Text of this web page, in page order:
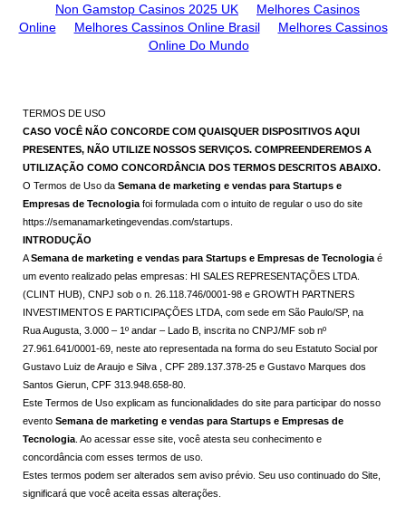
Non Gamstop Casinos 2025 UK
Melhores Casinos
Online
Melhores Cassinos Online Brasil
Melhores Cassinos
Online Do Mundo
TERMOS DE USO
CASO VOCÊ NÃO CONCORDE COM QUAISQUER DISPOSITIVOS AQUI
PRESENTES, NÃO UTILIZE NOSSOS SERVIÇOS. COMPREENDEREMOS A
UTILIZAÇÃO COMO CONCORDÂNCIA DOS TERMOS DESCRITOS ABAIXO.
O Termos de Uso da Semana de marketing e vendas para Startups e
Empresas de Tecnologia foi formulada com o intuito de regular o uso do site
https://semanamarketingevendas.com/startups.
INTRODUÇÃO
ASemana de marketing e vendas para Startups e Empresas de Tecnologia é
um evento realizado pelas empresas: HI SALES REPRESENTAÇÕES LTDA.
(CLINT HUB), CNPJ sob o n. 26.118.746/0001-98 e GROWTH PARTNERS
INVESTIMENTOS E PARTICIPAÇÕES LTDA, com sede em São Paulo/SP, na
Rua Augusta, 3.000 – 1º andar – Lado B, inscrita no CNPJ/MF sob nº
27.961.641/0001-69, neste ato representada na forma do seu Estatuto Social por
Gustavo Luiz de Araujo e Silva , CPF 289.137.378-25 e Gustavo Marques dos
Santos Gierun, CPF 313.948.658-80.
Este Termos de Uso explicam as funcionalidades do site para participar do nosso
evento Semana de marketing e vendas para Startups e Empresas de
Tecnologia . Ao acessar esse site, você atesta seu conhecimento e
concordância com esses termos de uso.
Estes termos podem ser alterados sem aviso prévio. Seu uso continuado do Site,
significará que você aceita essas alterações.